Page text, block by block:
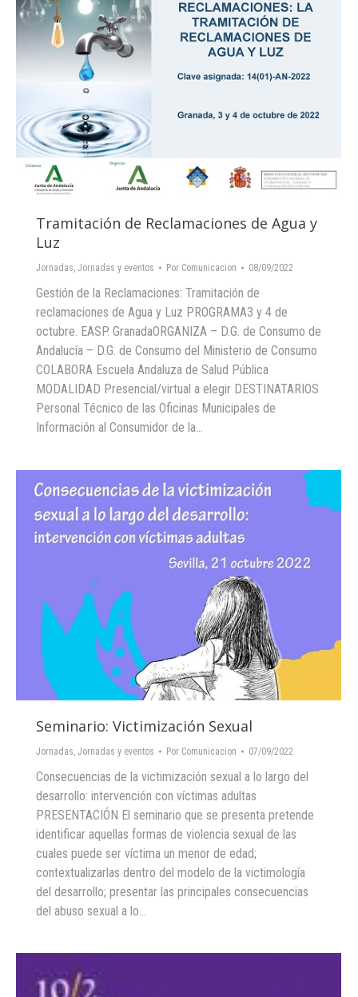
Tramitación de Reclamaciones de Agua y
Luz
Jornadas, Jornadas y eventos Por Comunicacion 08/09/2022
Gestión de la Reclamaciones: Tramitación de
reclamaciones de Agua y Luz PROGRAMA3 y 4 de
octubre. EASP. GranadaORGANIZA – D.G. de Consumo de
Andalucía – D.G. de Consumo del Ministerio de Consumo
COLABORA Escuela Andaluza de Salud Pública
MODALIDAD Presencial/virtual a elegir DESTINATARIOS
Personal Técnico de las Oficinas Municipales de
Información al Consumidor de la…
Seminario: Victimización Sexual
Jornadas, Jornadas y eventos Por Comunicacion 07/09/2022
Consecuencias de la victimización sexual a lo largo del
desarrollo: intervención con víctimas adultas
PRESENTACIÓN El seminario que se presenta pretende
identificar aquellas formas de violencia sexual de las
cuales puede ser víctima un menor de edad;
contextualizarlas dentro del modelo de la victimología
del desarrollo; presentar las principales consecuencias
del abuso sexual a lo…